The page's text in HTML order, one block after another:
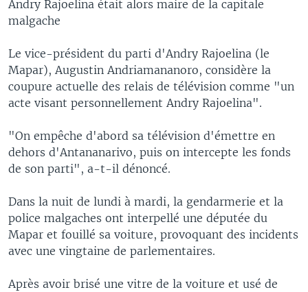
Andry Rajoelina était alors maire de la capitale
malgache
Le vice-président du parti d'Andry Rajoelina (le
Mapar), Augustin Andriamananoro, considère la
coupure actuelle des relais de télévision comme "un
acte visant personnellement Andry Rajoelina".
"On empêche d'abord sa télévision d'émettre en
dehors d'Antananarivo, puis on intercepte les fonds
de son parti", a-t-il dénoncé.
Dans la nuit de lundi à mardi, la gendarmerie et la
police malgaches ont interpellé une députée du
Mapar et fouillé sa voiture, provoquant des incidents
avec une vingtaine de parlementaires.
Après avoir brisé une vitre de la voiture et usé de